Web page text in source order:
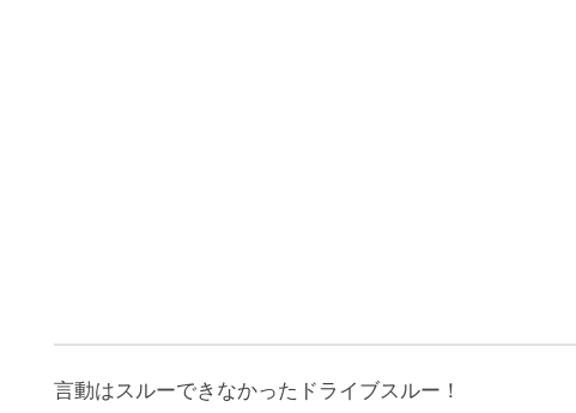
言動はスルーできなかったドライブスルー！